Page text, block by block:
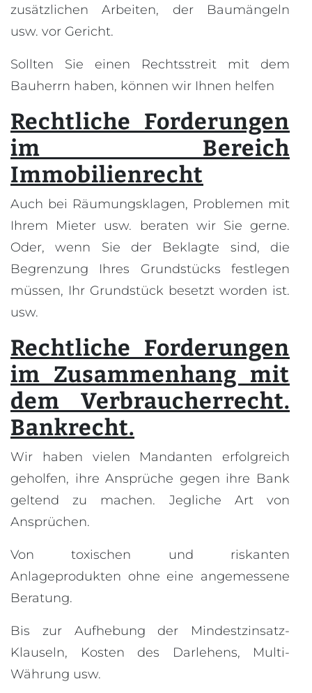
zusätzlichen Arbeiten, der Baumängeln
usw. vor Gericht.
Sollten Sie einen Rechtsstreit mit dem
Bauherrn haben, können wir Ihnen helfen
Rechtliche Forderungen
im Bereich
Immobilienrecht
Auch bei Räumungsklagen, Problemen mit
Ihrem Mieter usw. beraten wir Sie gerne.
Oder, wenn Sie der Beklagte sind, die
Begrenzung Ihres Grundstücks festlegen
müssen, Ihr Grundstück besetzt worden ist.
usw.
Rechtliche Forderungen
im Zusammenhang mit
dem Verbraucherrecht.
Bankrecht.
Wir haben vielen Mandanten erfolgreich
geholfen, ihre Ansprüche gegen ihre Bank
geltend zu machen. Jegliche Art von
Ansprüchen.
Von toxischen und riskanten
Anlageprodukten ohne eine angemessene
Beratung.
Bis zur Aufhebung der Mindestzinsatz-
Klauseln, Kosten des Darlehens, Multi-
Währung usw.